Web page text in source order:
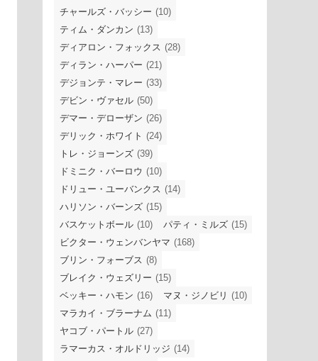
チャールズ・バッシー (10)
ティム・ダンカン (13)
ディアロン・フォックス (28)
ディラン・ハーパー (21)
デジョンテ・マレー (33)
デビン・ヴァセル (50)
デマー・デローザン (26)
デリック・ホワイト (24)
トレ・ジョーンズ (39)
ドミニク・バーロウ (10)
ドリュー・ユーバンクス (14)
ハリソン・バーンズ (15)
バスケットボール (10) パティ・ミルズ (15)
ビクター・ウェンバンヤマ (168)
ブリン・フォーブス (8)
ブレイク・ウェズリー (15)
ベッキー・ハモン (16) マヌ・ジノビリ (10)
マラカイ・ブラーナム (11)
ヤコブ・パートル (27)
ラマーカス・オルドリッジ (14)